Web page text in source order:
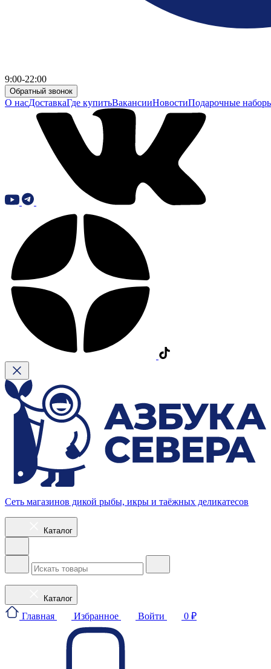
9:00-22:00
Обратный звонок
О насДоставкаГде купитьВакансииНовостиПодарочные
Сеть магазинов дикой рыбы, икры и таёжных деликатесов
Каталог
Каталог
Главная Избранное Войти 0 ₽